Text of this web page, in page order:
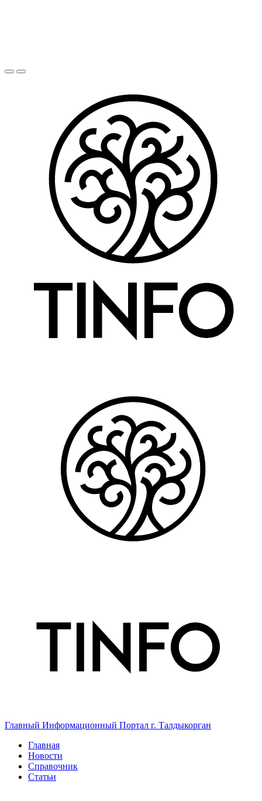
Главный Информационный Портал г. Талдыкорган
Главная
Новости
Справочник
Статьи